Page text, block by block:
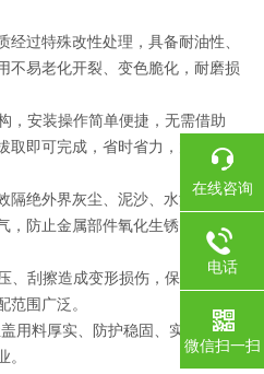
过特殊改性处理，具备耐油性、
不易老化开裂、变色脆化，耐磨损
，安装操作简单便捷，无需借助
即可完成，省时省力，大幅提升
绝外界灰尘、泥沙、水渍、金属
防止金属部件氧化生锈，避免螺
、刮擦造成变形损伤，保护接头
围广泛。
用料厚实、防护稳固、实用性
在线咨询
电话
微信扫一扫